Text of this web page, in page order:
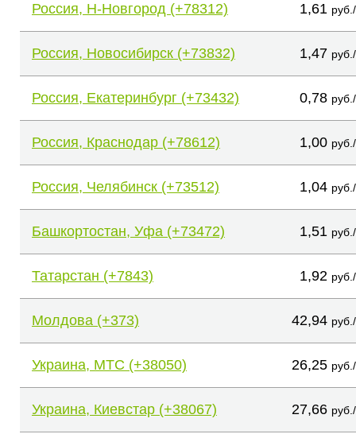
Россия, Н-Новгород (+78312) 1,61
Россия, Новосибирск (+73832) 1,47
Россия, Екатеринбург (+73432) 0,78
Россия, Краснодар (+78612) 1,00
Россия, Челябинск (+73512) 1,04
Башкортостан, Уфа (+73472) 1,51
Татарстан (+7843) 1,92
Молдова (+373) 42,94
Украина, МТС (+38050) 26,25
Украина, Киевстар (+38067) 27,66